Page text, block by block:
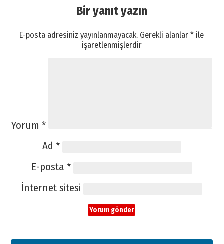
Bir yanıt yazın
E-posta adresiniz yayınlanmayacak. Gerekli alanlar* ile
işaretlenmişlerdir
Yorum *
Ad *
E-posta *
İnternet sitesi